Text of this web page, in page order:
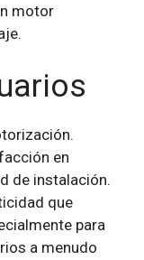
motor
en
de instalación.
que
para
a menudo